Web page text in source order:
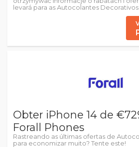
levará para as Autocolantes Decorativos
Obter iPhone 14 de
Forall Phones
Rastreando as últimas ofertas de
para economizar muito? Tente este!